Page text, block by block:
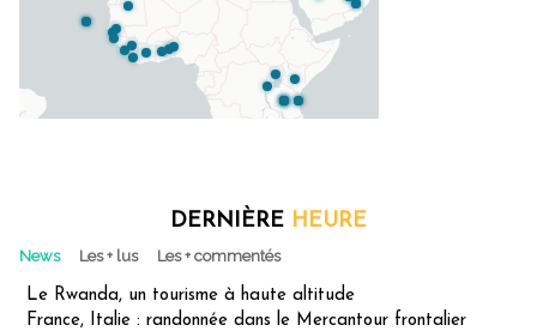
DERNIÈRE HEURE
News Les + lus Les + commentés
Le Rwanda, un tourisme à haute altitude
France, Italie : randonnée dans le Mercantour frontalier